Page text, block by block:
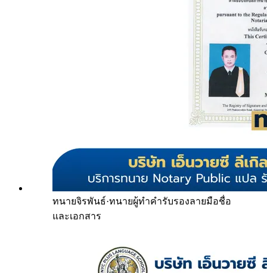
ทนายจิรพันธ์·ทนายผู้ทำคำรับรองลายมือชื่อ
และเอกสาร